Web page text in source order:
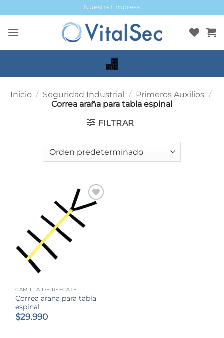
al
contenido
Nuestra Empresa
Inicio / Seguridad Industrial / Primeros Auxilios /
Correa araña para tabla espinal
FILTRAR
CAMILLA DE RESCATE
Correa araña para tabla
espinal
$29.990